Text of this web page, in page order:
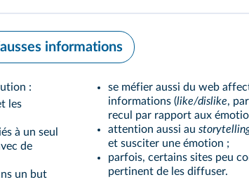
informations
:
les
à un seul
de
un but
se méfier aussi du web
informations (like/dislike,
recul par rapport aux
attention aussi au
et susciter une émotion ;
parfois, certains sites peu
pertinent de les diffuser.